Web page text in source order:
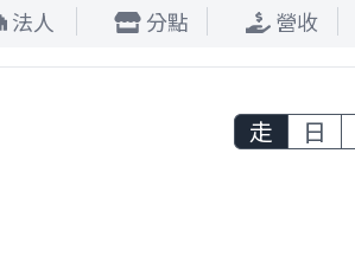
法人 分點 營收
走 日